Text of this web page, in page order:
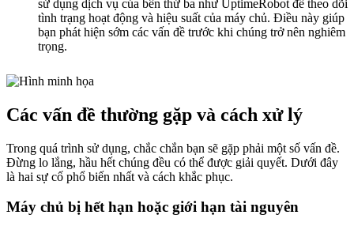
sử dụng dịch vụ của bên thứ ba như UptimeRobot để theo dõi
tình trạng hoạt động và hiệu suất của máy chủ. Điều này giúp
bạn phát hiện sớm các vấn đề trước khi chúng trở nên nghiêm
trọng.
Các vấn đề thường gặp và cách xử lý
Trong quá trình sử dụng, chắc chắn bạn sẽ gặp phải một số vấn đề.
Đừng lo lắng, hầu hết chúng đều có thể được giải quyết. Dưới đây
là hai sự cố phổ biến nhất và cách khắc phục.
Máy chủ bị hết hạn hoặc giới hạn tài nguyên